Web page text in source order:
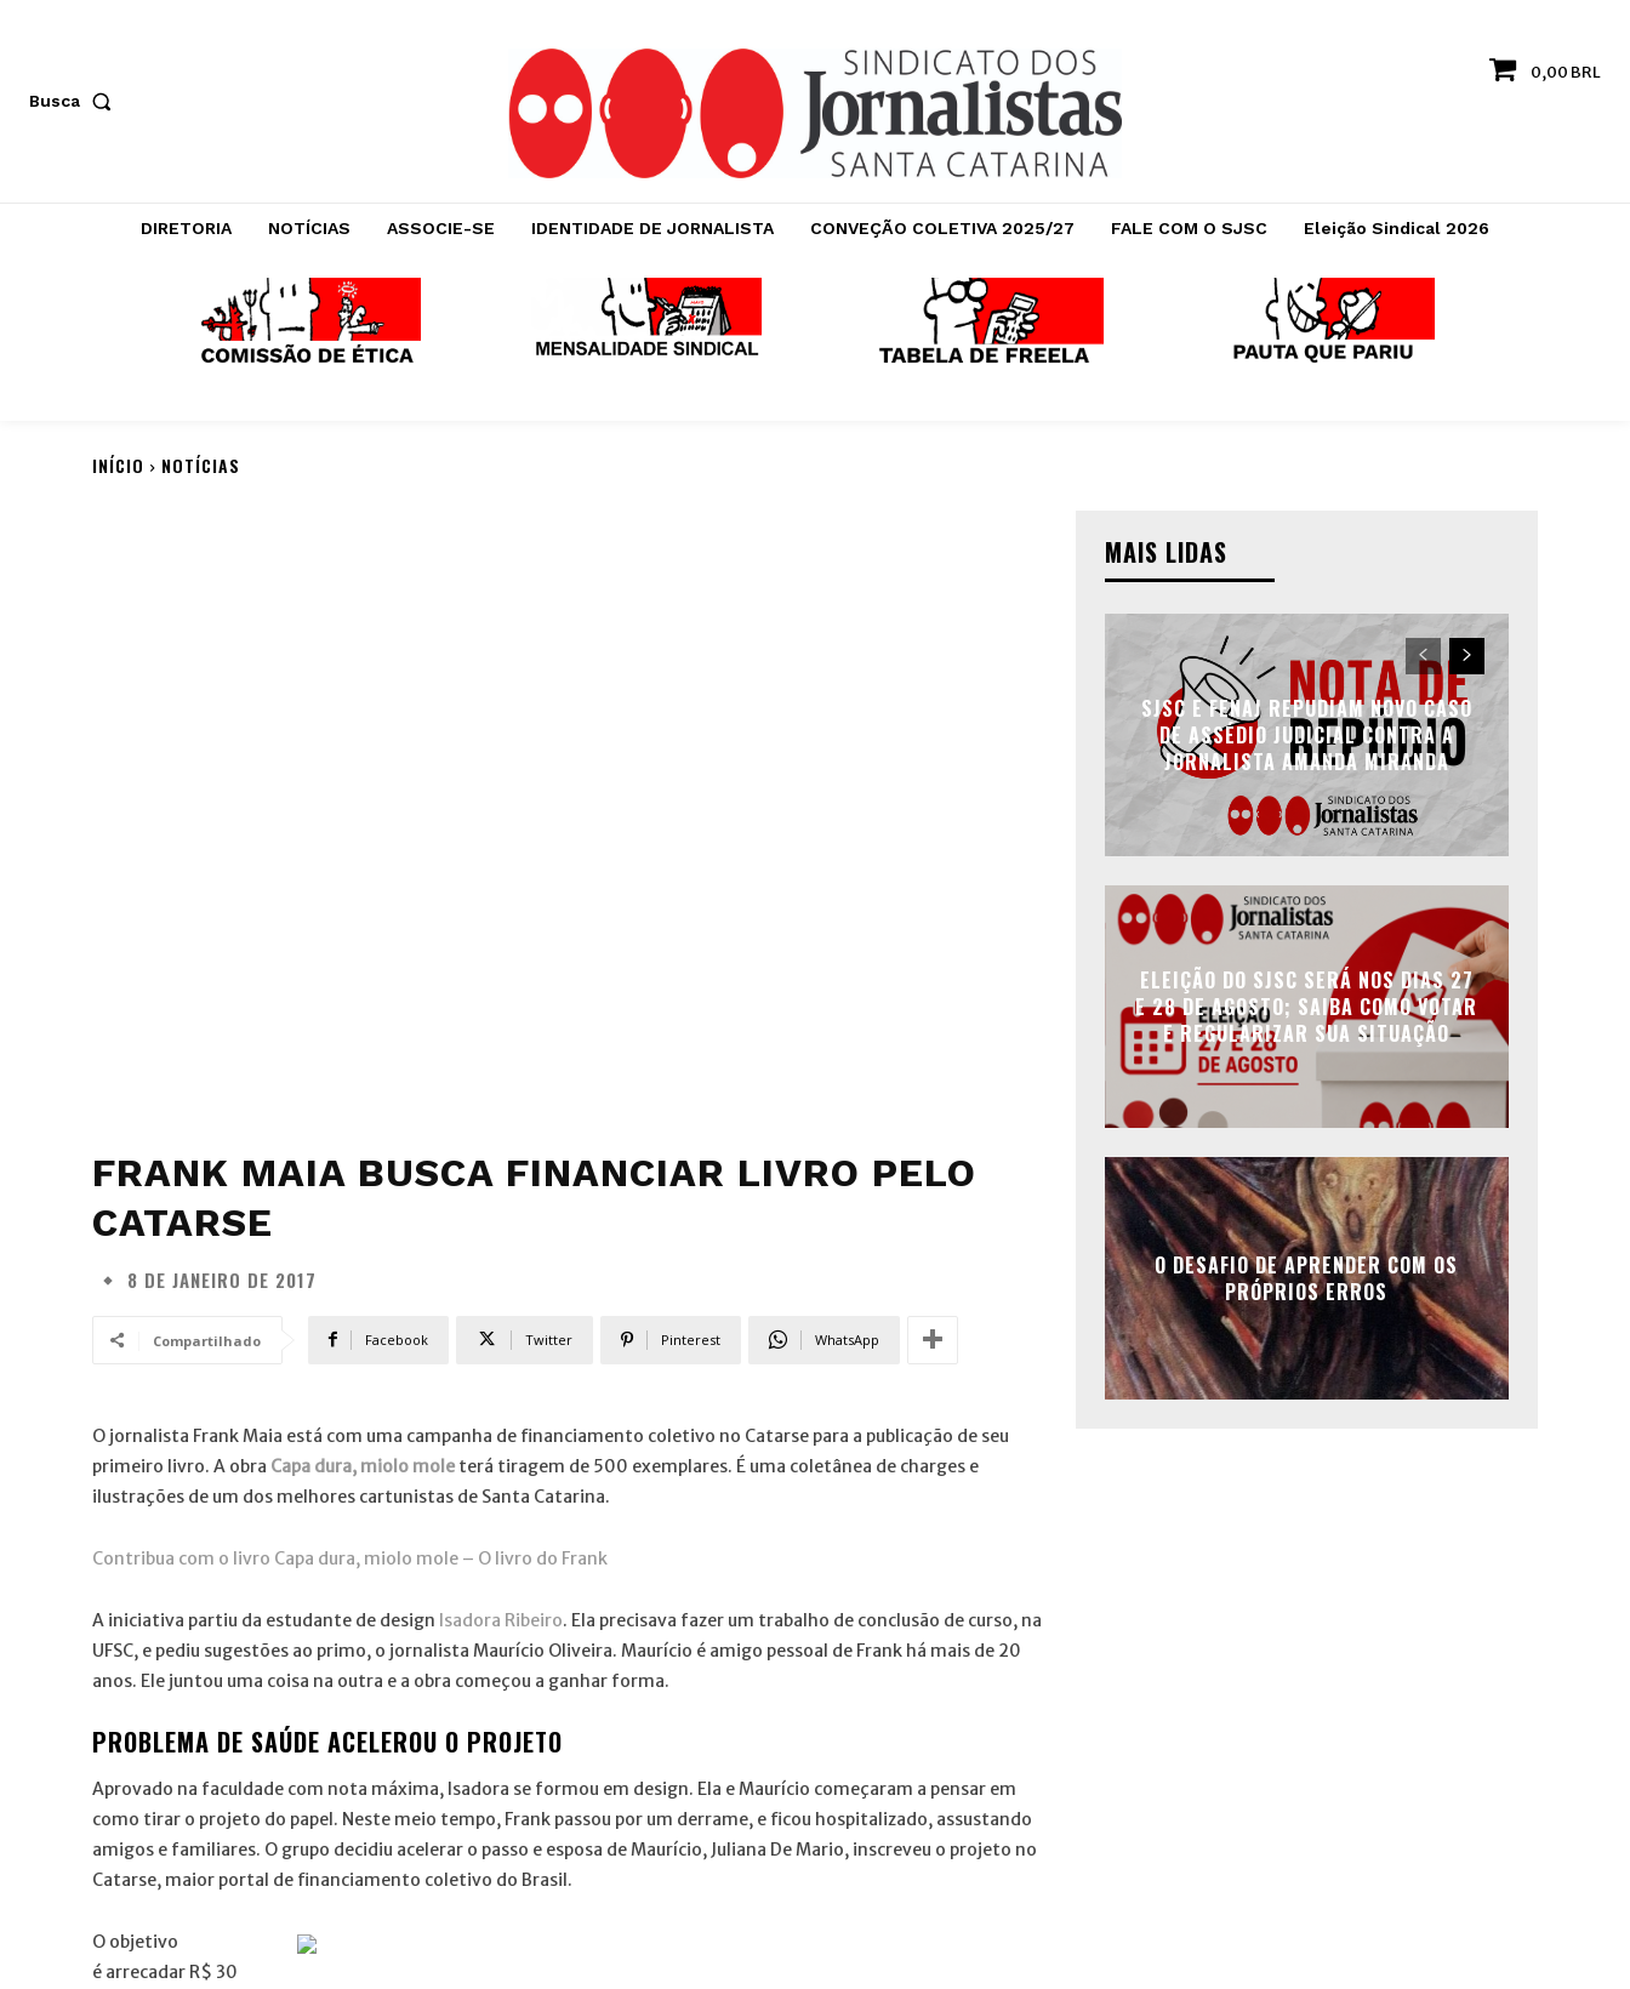
Busca
0,00 BRL
DIRETORIA NOTÍCIAS ASSOCIE-SE IDENTIDADE DE JORNALISTA CONVEÇÃO COLETIVA 2025/27 FALE COM O SJSC Eleição Sindical 2026
INÍCIO NOTÍCIAS
FRANK MAIA BUSCA FINANCIAR LIVRO PELO
CATARSE
8 DE JANEIRO DE 2017
Compartilhado Facebook Twitter Pinterest WhatsApp
O jornalista Frank Maia está com uma campanha de financiamento coletivo no Catarse para a publicação de seu
primeiro livro. A obra Capa dura, miolo mole terá tiragem de 500 exemplares. É uma coletânea de charges e
ilustrações de um dos melhores cartunistas de Santa Catarina.
Contribua com o livro Capa dura, miolo mole – O livro do Frank
A iniciativa partiu da estudante de design Isadora Ribeiro. Ela precisava fazer um trabalho de conclusão de curso, na
UFSC, e pediu sugestões ao primo, o jornalista Maurício Oliveira. Maurício é amigo pessoal de Frank há mais de 20
anos. Ele juntou uma coisa na outra e a obra começou a ganhar forma.
PROBLEMA DE SAÚDE ACELEROU O PROJETO
Aprovado na faculdade com nota máxima, Isadora se formou em design. Ela e Maurício começaram a pensar em
como tirar o projeto do papel. Neste meio tempo, Frank passou por um derrame, e ficou hospitalizado, assustando
amigos e familiares. O grupo decidiu acelerar o passo e esposa de Maurício, Juliana De Mario, inscreveu o projeto no
Catarse, maior portal de financiamento coletivo do Brasil.
O objetivo
é arrecadar R$ 30
MAIS LIDAS
SJSC E FENAJ REPUDIAM NOVO CASO
DE ASSÉDIO JUDICIAL CONTRA A
JORNALISTA AMANDA MIRANDA
ELEIÇÃO DO SJSC SERÁ NOS DIAS 27
E 28 DE AGOSTO; SAIBA COMO VOTAR
E REGULARIZAR SUA SITUAÇÃO
O DESAFIO DE APRENDER COM OS
PRÓPRIOS ERROS